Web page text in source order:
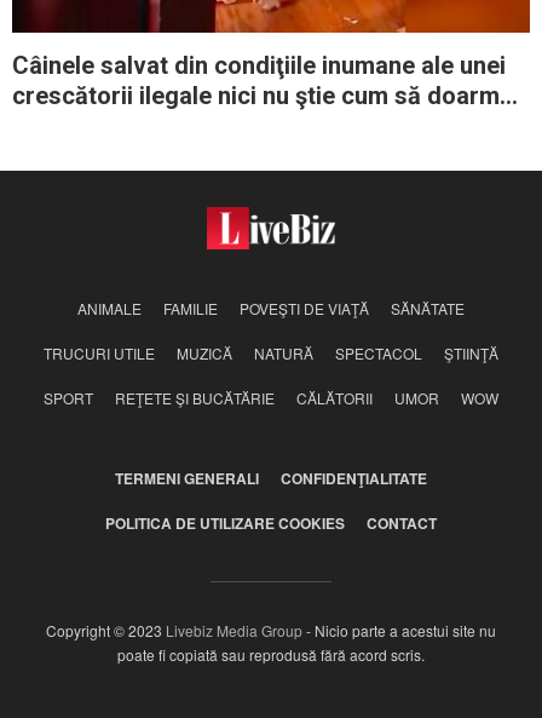
Câinele salvat din condiţiile inumane ale unei
crescătorii ilegale nici nu ştie cum să doarmă
ANIMALE FAMILIE POVEŞTI DE VIAŢĂ SĂNĂTATE
TRUCURI UTILE MUZICĂ NATURĂ SPECTACOL ŞTIINŢĂ
SPORT REŢETE ŞI BUCĂTĂRIE CĂLĂTORII UMOR WOW
TERMENI GENERALI CONFIDENŢIALITATE
POLITICA DE UTILIZARE COOKIES CONTACT
Copyright © 2023 Livebiz Media Group- Nicio parte a acestui site nu
poate fi copiată sau reprodusă fără acord scris.